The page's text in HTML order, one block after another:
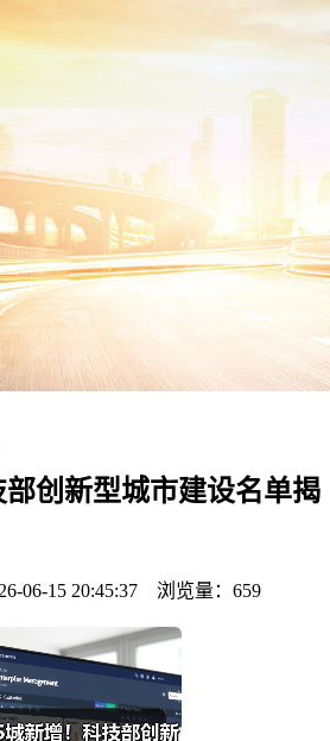
创新型城市建设名单揭
06-15 20:45:37 浏览量： 659